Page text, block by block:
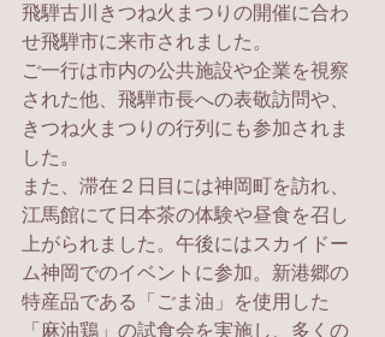
飛騨古川きつね火まつりの開催に合わ
せ飛騨市に来市されました。
ご一行は市内の公共施設や企業を視察
された他、飛騨市長への表敬訪問や、
きつね火まつりの行列にも参加されま
した。
また、滞在２日目には神岡町を訪れ、
江馬館にて日本茶の体験や昼食を召し
上がられました。午後にはスカイドー
ム神岡でのイベントに参加。新港郷の
特産品である「ごま油」を使用した
「麻油鶏」の試食会を実施し、多くの